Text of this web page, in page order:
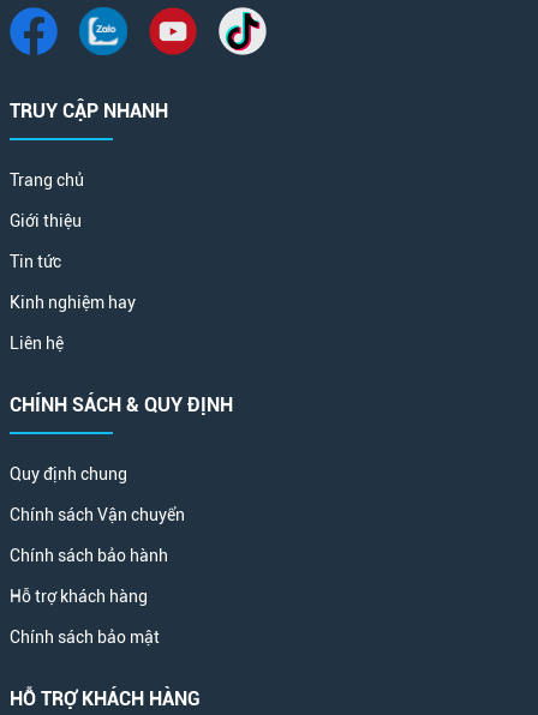
TRUY CẬP NHANH
Trang chủ
Giới thiệu
Tin tức
Kinh nghiệm hay
Liên hệ
CHÍNH SÁCH & QUY ĐỊNH
Quy định chung
Chính sách Vận chuyển
Chính sách bảo hành
Hỗ trợ khách hàng
Chính sách bảo mật
HỖ TRỢ KHÁCH HÀNG